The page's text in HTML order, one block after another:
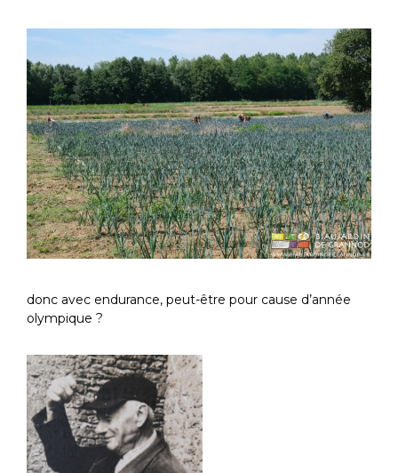
donc avec endurance, peut-être pour cause d’année
olympique ?